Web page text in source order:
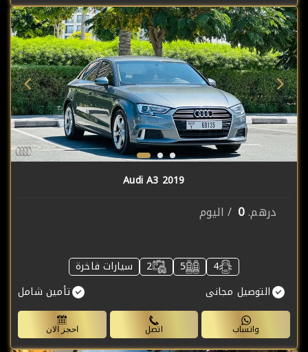
Audi A3 2019
درهم.0 / اليوم
4
5
2
سيارات فاخرة
التوصيل مجانى
تأمين شامل
واتساب اتصل احجز الان